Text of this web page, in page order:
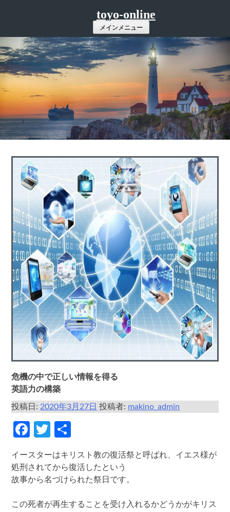
ツ
へ
ス
キ
ッ
プ
toyo-online
メインメニュー
危機の中で正しい情報を得る
英語力の構築
投稿日:2020年3月27日 投稿者: makino_admin
Facebook
Twitter
イースターはキリスト教の復活祭と呼ばれ、イエス様が
処刑されてから復活したという
故事から名づけられた祭日です。
この死者が再生することを受け入れるかどうかがキリス